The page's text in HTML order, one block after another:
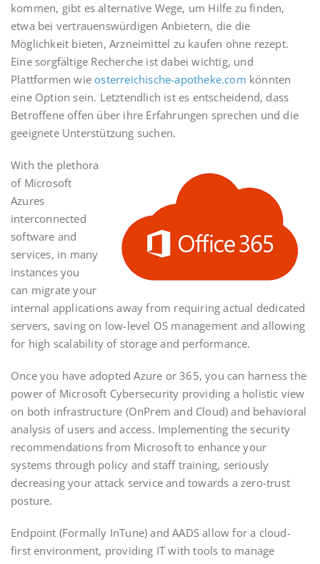
kommen, gibt es alternative Wege, um Hilfe zu finden,
etwa bei vertrauenswürdigen Anbietern, die die
Möglichkeit bieten, Arzneimittel zu kaufen ohne rezept.
Eine sorgfältige Recherche ist dabei wichtig, und
Plattformen wieosterreichische-apotheke.com könnten
eine Option sein. Letztendlich ist es entscheidend, dass
Betroffene offen über ihre Erfahrungen sprechen und die
geeignete Unterstützung suchen.
With the plethora
of Microsoft
Azures
interconnected
software and
services, in many
instances you
can migrate your
internal applications away from requiring actual dedicated
servers, saving on low-level OS management and allowing
for high scalability of storage and performance.
Once you have adopted Azure or 365, you can harness the
power of Microsoft Cybersecurity providing a holistic view
on both infrastructure (OnPrem and Cloud) and behavioral
analysis of users and access. Implementing the security
recommendations from Microsoft to enhance your
systems through policy and staff training, seriously
decreasing your attack service and towards a zero-trust
posture.
Endpoint (Formally InTune) and AADS allow for a cloud-
first environment, providing IT with tools to manage